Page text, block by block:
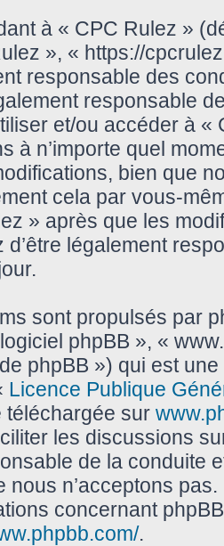
à « CPC Rulez »
», « https://
responsable des
responsable
et/ou accéder à
à n’importe quel
bien que
cela par vous-
» après que les
d’être légalement
sont propulsés par
phpBB », «
phpBB ») qui est
Licence Publique
téléchargée sur
les discussions
de la conduite
nous n’acceptons
concernant
.